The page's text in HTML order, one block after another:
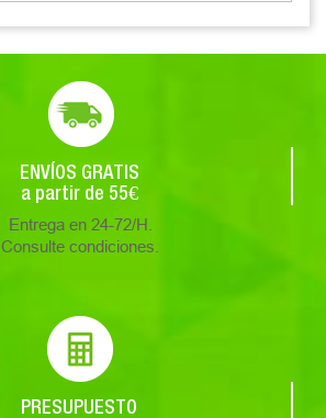
ENVÍOS GRATIS
a partir de 55€
Entrega en 24-72/H.
Consulte condiciones.
PRESUPUESTO